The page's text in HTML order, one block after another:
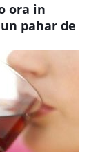
ora in
pahar de